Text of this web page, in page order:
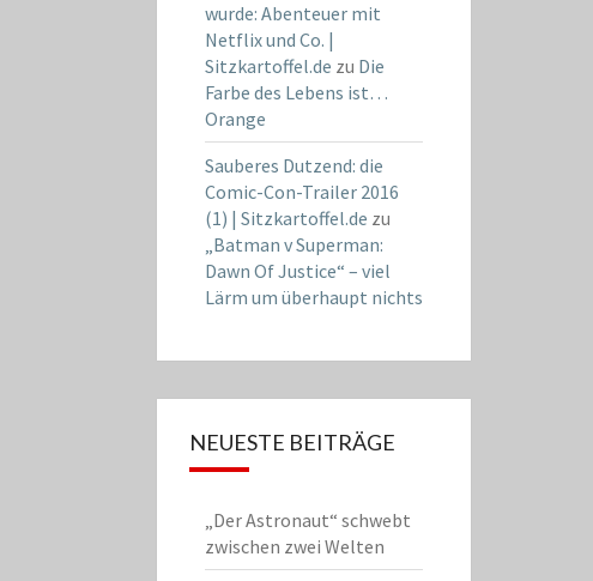
wurde: Abenteuer mit
Netflix und Co. |
Sitzkartoffel.de zu Die
Farbe des Lebens ist…
Orange
Sauberes Dutzend: die
Comic-Con-Trailer 2016
(1) | Sitzkartoffel.de zu
„Batman v Superman:
Dawn Of Justice“ – viel
Lärm um überhaupt nichts
NEUESTE BEITRÄGE
„Der Astronaut“ schwebt
zwischen zwei Welten